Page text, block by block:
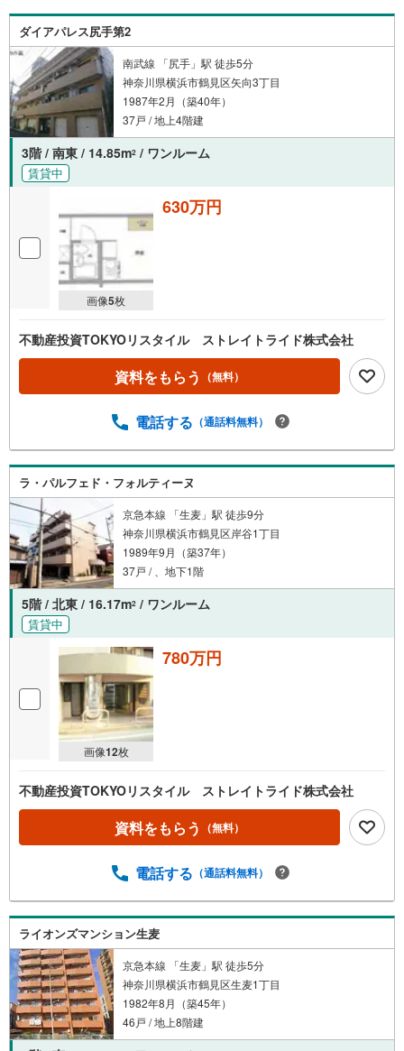
存
す
る
ダイアパレス尻手第2
南武線 「尻手」駅 徒歩5分
神奈川県横浜市鶴見区矢向3丁目
1987年2月（築40年）
37戸 / 地上4階建
3階 / 南東 / 14.85m2 / ワンルーム
賃貸中
画像5枚
630万円
不動産投資TOKYOリスタイル ストレイトライド株式会社
資料をもらう （無料）
電話する （通話料無料）
ラ・パルフェド・フォルティーヌ
京急本線 「生麦」駅 徒歩9分
神奈川県横浜市鶴見区岸谷1丁目
1989年9月（築37年）
37戸 / 、地下1階
5階 / 北東 / 16.17m2 / ワンルーム
賃貸中
画像12枚
780万円
不動産投資TOKYOリスタイル ストレイトライド株式会社
資料をもらう （無料）
電話する （通話料無料）
ライオンズマンション生麦
京急本線 「生麦」駅 徒歩5分
神奈川県横浜市鶴見区生麦1丁目
1982年8月（築45年）
46戸 / 地上8階建